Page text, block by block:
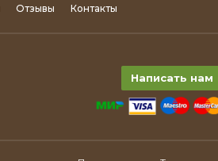
Отзывы Контакты
Написать нам